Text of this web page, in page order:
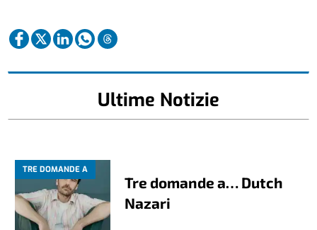
Ultime Notizie
TRE DOMANDE A
Tre domande a… Dutch
Nazari